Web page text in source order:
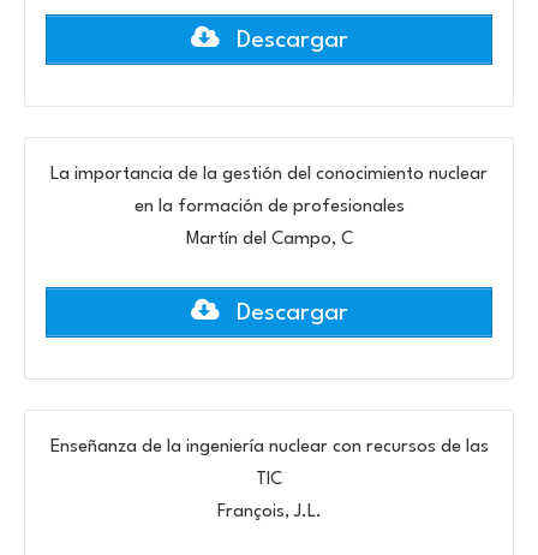
Descargar
La importancia de la gestión del conocimiento nuclear
en la formación de profesionales
Martín del Campo, C
Descargar
Enseñanza de la ingeniería nuclear con recursos de las
TIC
François, J.L.